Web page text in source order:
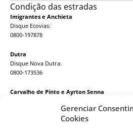
Gerenciar
Cookies
Condição das estradas
Imigrantes e Anchieta
Disque Ecovias:
0800-197878
Dutra
Disque Nova Dutra:
0800-173536
Carvalho de Pinto e Ayrton Senna